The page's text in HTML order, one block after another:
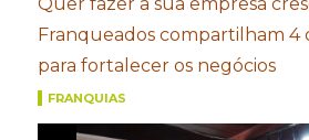
Franqueados compartilham 4
para fortalecer os negócios
FRANQUIAS